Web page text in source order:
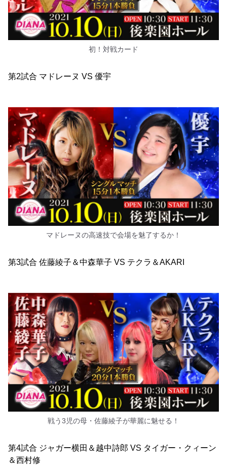
初！対戦カード
第2試合 マドレーヌ VS 優宇
マドレーヌの高速技で会場を魅了するか！
第3試合 佐藤綾子＆中森華子 VS テクラ＆AKARI
戦う3児の母・佐藤綾子が華麗に魅せる！
第4試合 ジャガー横田＆越中詩郎 VS タイガー・クィーン
＆西村修